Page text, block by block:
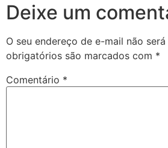
Deixe um
O seu endereço de e-mail não
obrigatórios são marcados com *
Comentário *